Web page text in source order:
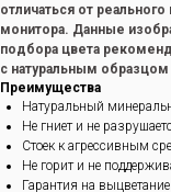
отличаться от
монитора. Данные
подбора цвета
с натуральным
Преимущества
Натуральный
Не гниет и не
Стоек к агрессивным
Не горит и не
Гарантия на